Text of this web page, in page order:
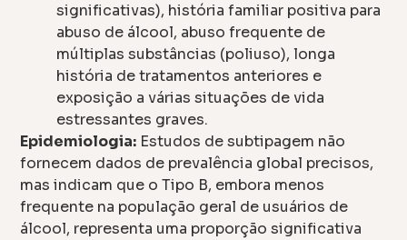
significativas), história familiar positiva para
abuso de álcool, abuso frequente de
múltiplas substâncias (poliuso), longa
história de tratamentos anteriores e
exposição a várias situações de vida
estressantes graves.
Epidemiologia: Estudos de subtipagem não
fornecem dados de prevalência global precisos,
mas indicam que o Tipo B, embora menos
frequente na população geral de usuários de
álcool, representa uma proporção significativa